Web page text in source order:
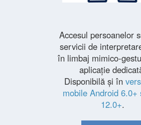
Accesul persoanelor
servicii de
în limbaj mimico-
aplicație
Disponibilă și în
mobile Android 6.0+
12.0+.